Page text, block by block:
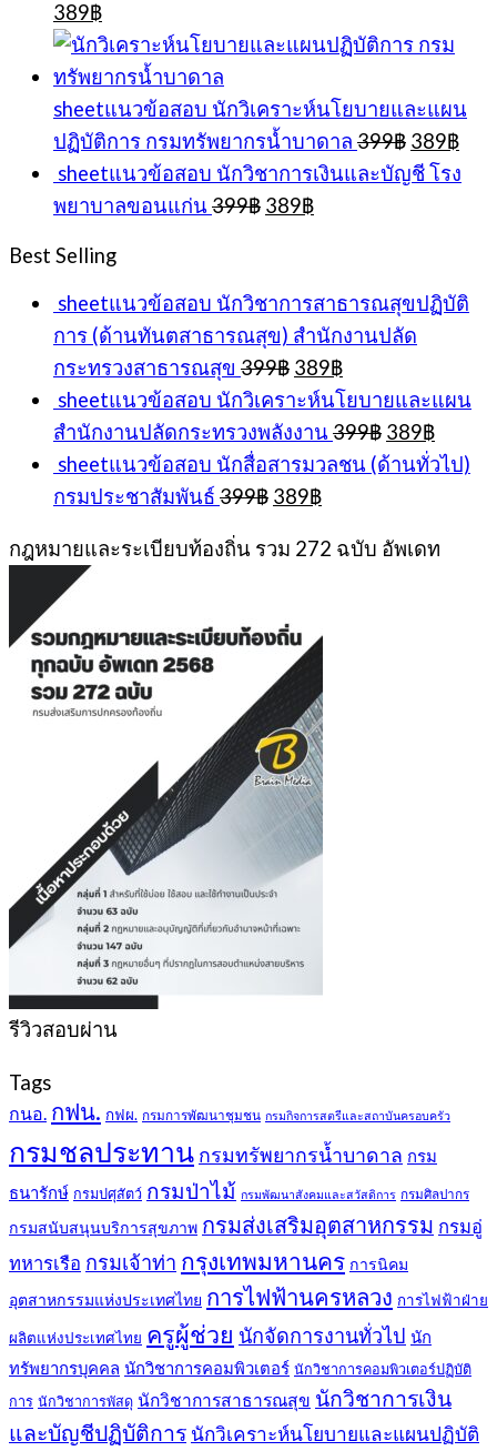
Original
price
was:
399฿.
389฿Current
price
is:
389฿.
sheetแนวข้อสอบ นักวิเคราะห์นโยบายและแผน
ปฏิบัติการ กรมทรัพยากรน้ำบาดาล 399฿ Original
price
was:
389฿
is:
sheetแนวข้อสอบ นักวิชาการเงินและบัญชี โรง
พยาบาลขอนแก่น 399฿ Original
389฿Current
Best Selling
sheetแนวข้อสอบ นักวิชาการสาธารณสุขปฏิบัติ
การ (ด้านทันตสาธารณสุข) สำนักงานปลัด
กระทรวงสาธารณสุข 399฿ Original
price
was:
399฿.
389฿Current
price
is:
389฿.
sheetแนวข้อสอบ นักวิเคราะห์นโยบายและแผน
สำนักงานปลัดกระทรวงพลังงาน 399฿ Original
price
was:
389฿
price
is:
sheetแนวข้อสอบ นักสื่อสารมวลชน (ด้านทั่วไป)
กรมประชาสัมพันธ์ 399฿ Original
was:
389฿Current
is:
กฎหมายและระเบียบท้องถิ่น รวม 272 ฉบับ อัพเดท
รีวิวสอบผ่าน
Tags
กนอ. กฟน. กฟผ. กรมการพัฒนาชุมชน กรมกิจการสตรีและสถาบันครอบครัว
กรมชลประทาน กรมทรัพยากรน้ำบาดาล กรม
ธนารักษ์ กรมปศุสัตว์ กรมป่าไม้ กรมพัฒนาสังคมและสวัสดิการ กรมศิลปากร
กรมสนับสนุนบริการสุขภาพ กรมส่งเสริมอุตสาหกรรม กรมอู่
ทหารเรือ กรมเจ้าท่า กรุงเทพมหานคร การนิคม
อุตสาหกรรมแห่งประเทศไทย การไฟฟ้านครหลวง การไฟฟ้าฝ่าย
ผลิตแห่งประเทศไทย ครูผู้ช่วย นักจัดการงานทั่วไป นัก
ทรัพยากรบุคคล นักวิชาการคอมพิวเตอร์ นักวิชาการคอมพิวเตอร์ปฏิบัติ
การ นักวิชาการพัสดุ นักวิชาการสาธารณสุข นักวิชาการเงิน
และบัญชีปฏิบัติการ นักวิเคราะห์นโยบายและแผนปฏิบัติ